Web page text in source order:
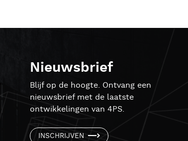
Nieuwsbrief
Blijf op de hoogte. Ontvang een
nieuwsbrief met de laatste
ontwikkelingen van 4PS.
INSCHRIJVEN